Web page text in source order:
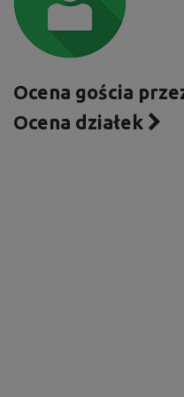
Ocena gościa
Ocena działek